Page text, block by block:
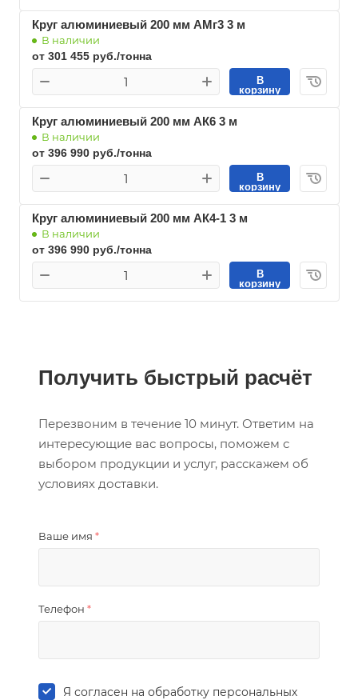
Круг алюминиевый 200 мм АМг3 3 м
В наличии
от 301 455 руб./тонна
В
корзину
Круг алюминиевый 200 мм АК6 3 м
В наличии
от 396 990 руб./тонна
В
корзину
Круг алюминиевый 200 мм АК4-1 3 м
В наличии
от 396 990 руб./тонна
В
корзину
Получить быстрый расчёт
Перезвоним в течение 10 минут. Ответим на
интересующие вас вопросы, поможем с
выбором продукции и услуг, расскажем об
условиях доставки.
Ваше имя *
Телефон *
Я согласен на обработку персональных